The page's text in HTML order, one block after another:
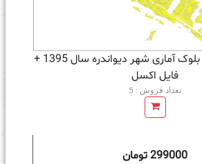
نقشه شیپ فایل بلوک آماری شهر دیواندره سال 1395 +
فايل اكسل
تعداد فروش : 5
299000 تومان